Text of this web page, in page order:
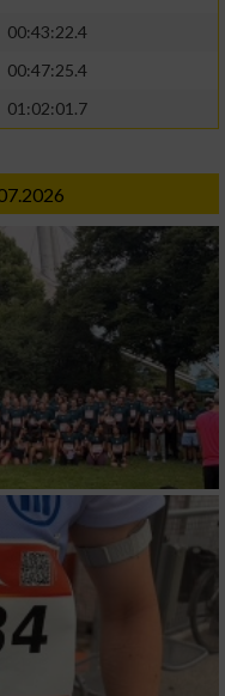
00:43:22.4
00:47:25.4
01:02:01.7